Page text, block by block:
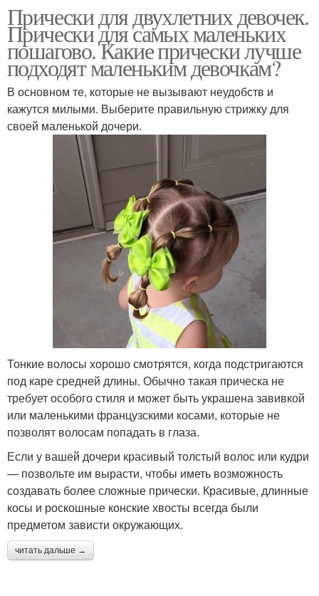
Прически для двухлетних девочек.
Прически для самых маленьких
пошагово. Какие прически лучше
подходят маленьким девочкам?
В основном те, которые не вызывают неудобств и
кажутся милыми. Выберите правильную стрижку для
своей маленькой дочери.
Тонкие волосы хорошо смотрятся, когда подстригаются
под каре средней длины. Обычно такая прическа не
требует особого стиля и может быть украшена завивкой
или маленькими французскими косами, которые не
позволят волосам попадать в глаза.
Если у вашей дочери красивый толстый волос или кудри
— позвольте им вырасти, чтобы иметь возможность
создавать более сложные прически. Красивые, длинные
косы и роскошные конские хвосты всегда были
предметом зависти окружающих.
читать дальше →